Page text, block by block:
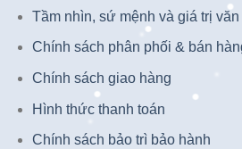
Tầm nhìn, sứ mệnh và giá trị văn
Chính sách phân phối & bán
Chính sách giao hàng
Hình thức thanh toán
Chính sách bảo trì bảo hành